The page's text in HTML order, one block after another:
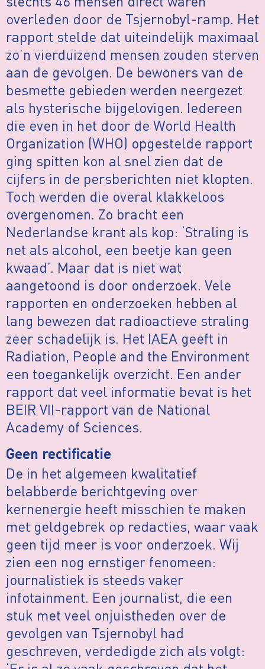
overleden door de Tsjernobyl-ramp. Het
rapport stelde dat uiteindelijk maximaal
zo’n vierduizend mensen zouden sterven
aan de gevolgen. De bewoners van de
besmette gebieden werden neergezet
als hysterische bijgelovigen. Iedereen
die even in het door de World Health
Organization (WHO) opgestelde rapport
ging spitten kon al snel zien dat de
cijfers in de persberichten niet klopten.
Toch werden die overal klakkeloos
overgenomen. Zo bracht een
Nederlandse krant als kop: ‘Straling is
net als alcohol, een beetje kan geen
kwaad’. Maar dat is niet wat
aangetoond is door onderzoek. Vele
rapporten en onderzoeken hebben al
lang bewezen dat radioactieve straling
zeer schadelijk is. Het IAEA geeft in
Radiation, People and the Environment
een toegankelijk overzicht. Een ander
rapport dat veel informatie bevat is het
BEIR VII-rapport van de National
Academy of Sciences.
Geen rectificatie
De in het algemeen kwalitatief
belabberde berichtgeving over
kernenergie heeft misschien te maken
met geldgebrek op redacties, waar vaak
geen tijd meer is voor onderzoek. Wij
zien een nog ernstiger fenomeen:
journalistiek is steeds vaker
infotainment. Een journalist, die een
stuk met veel onjuistheden over de
gevolgen van Tsjernobyl had
geschreven, verdedigde zich als volgt: